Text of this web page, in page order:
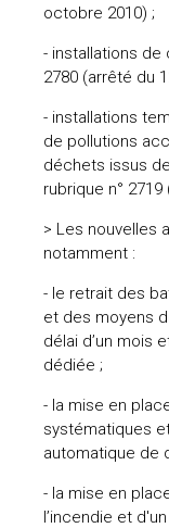
octobre 2010) ;
- installations
2780 (arrêté du
- installations
de pollutions
déchets issus
rubrique n° 2719
> Les nouvelles
notamment :
- le retrait des
et des moyens
délai d’un mois
dédiée ;
- la mise en
systématiques
automatique de
- la mise en
l’incendie et